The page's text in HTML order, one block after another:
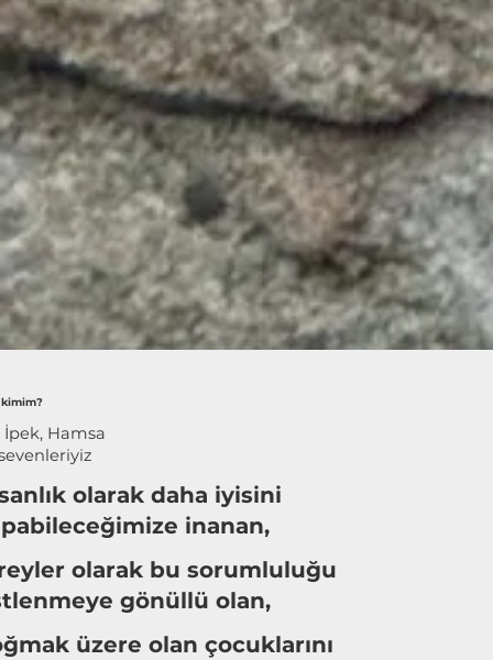
İpek, Hamsa
olarak daha iyisini
inanan,
olarak bu sorumluluğu
gönüllü olan,
üzere olan çocuklarını